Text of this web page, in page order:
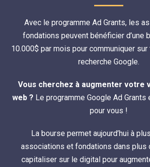
Avec le programme Ad Grants, les
fondations peuvent bénéficier d’une
10.000$ par mois pour communiquer
recherche Google.
Vous cherchez à augmenter votre
web ? Le programme Google Ad
pour vous !
La bourse permet aujourd’hui à
associations et fondations dans plus
capitaliser sur le digital pour